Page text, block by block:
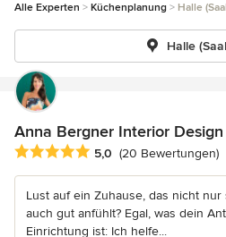
Alle Experten Küchenplanung Halle
Halle
Anna Bergner Interior Design
Durchschnittliche Bewertung: 5
5,0 (20 Bewertungen)
Lust auf ein Zuhause, das nicht
auch gut anfühlt? Egal, was dein
Einrichtung ist: Ich helfe...